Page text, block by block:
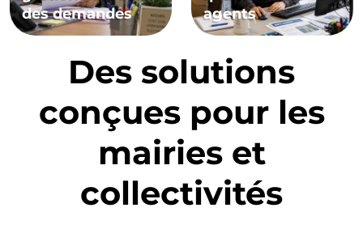
Des solutions
conçues pour les
mairies et
collectivités